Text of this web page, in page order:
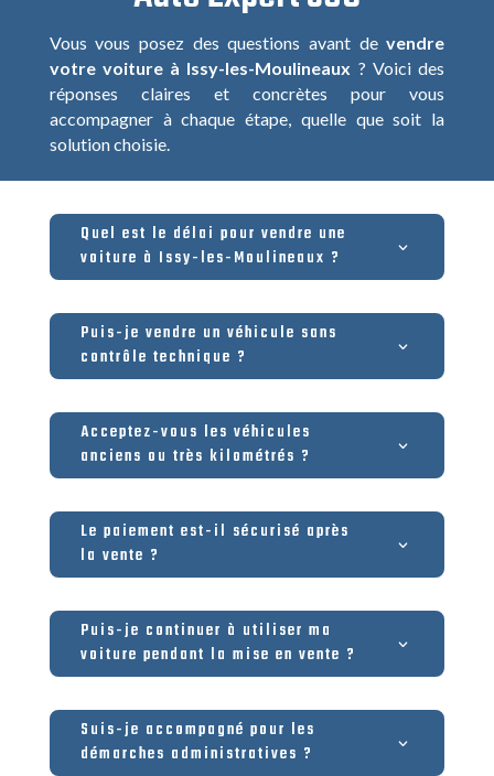
Vous vous posez des questions avant devendre
votre voiture à Issy-les-Moulineaux ? Voici des
réponses claires et concrètes pour vous
accompagner à chaque étape, quelle que soit la
solution choisie.
Quel est le délai pour vendre une
voiture à Issy-les-Moulineaux ?
Puis-je vendre un véhicule sans
contrôle technique ?
Acceptez-vous les véhicules
anciens ou très kilométrés ?
Le paiement est-il sécurisé après
la vente ?
Puis-je continuer à utiliser ma
voiture pendant la mise en vente ?
Suis-je accompagné pour les
démarches administratives ?